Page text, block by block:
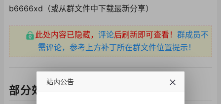
b6666xd（或从群文件中下载最新分享）
此处内容已隐藏， 评论后刷新即可查看！ 群成员不
需评论，参考上方补丁所在群文件位置提示！
部分效果图演示：
站内公告